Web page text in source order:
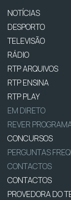
NOTÍCIAS
DESPORTO
TELEVISÃO
RÁDIO
RTP ARQUIVOS
RTP ENSINA
RTP PLAY
EM DIRETO
REVER
CONCURSOS
PERGUNTAS
CONTACTOS
CONTACTOS
PROVEDORA DO